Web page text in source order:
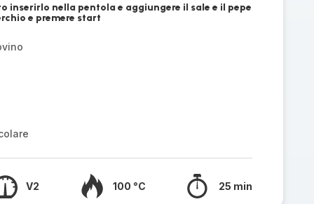
inserirlo nella pentola e aggiungere il sale e il pepe
e premere start
V2 100 °C 25 min